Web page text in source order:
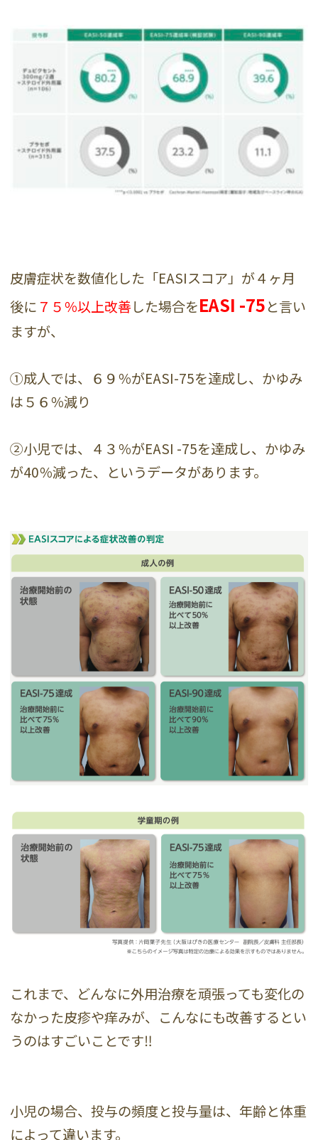
皮膚症状を数値化した「EASIスコア」が４ヶ月
後に ７５％以上改善した場合をEASI -75と言い
ますが、
①成人では、６９％がEASI-75を達成し、かゆみ
は５６％減り
②小児では、４３％がEASI -75を達成し、かゆみ
が40％減った、というデータがあります。
これまで、どんなに外用治療を頑張っても変化の
なかった皮疹や痒みが、こんなにも改善するとい
うのはすごいことです‼️
小児の場合、投与の頻度と投与量は、年齢と体重
によって違います。